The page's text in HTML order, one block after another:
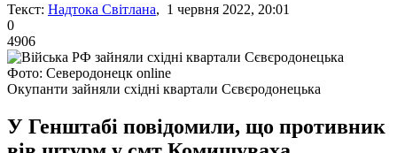
Текст: Надтока Світлана, 1 червня 2022, 20:01
0
4906
Фото: Северодонецк online
Окупанти зайняли східні квартали Сєвєродонецька
У Генштабі повідомили, що противник